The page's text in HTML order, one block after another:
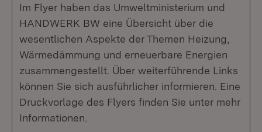
Im Flyer haben das Umweltministerium und
HANDWERK BW eine Übersicht über die
wesentlichen Aspekte der Themen Heizung,
Wärmedämmung und erneuerbare Energien
zusammengestellt. Über weiterführende Links
können Sie sich ausführlicher informieren. Eine
Druckvorlage des Flyers finden Sie unter mehr
Informationen.